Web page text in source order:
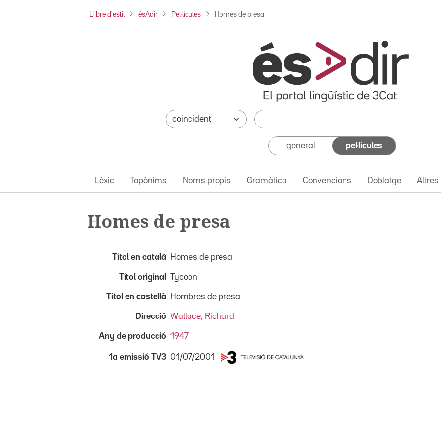
Llibre d'estil ésAdir Pel·lícules Homes de presa
general pel·lícules
Lèxic Topònims Noms propis Gramàtica Convencions Doblatge Altres
Homes de presa
Títol en català Homes de presa
Títol original Tycoon
Títol en castellà Hombres de presa
Direcció Wallace, Richard
Any de producció 1947
1a emissió TV3 01/07/2001